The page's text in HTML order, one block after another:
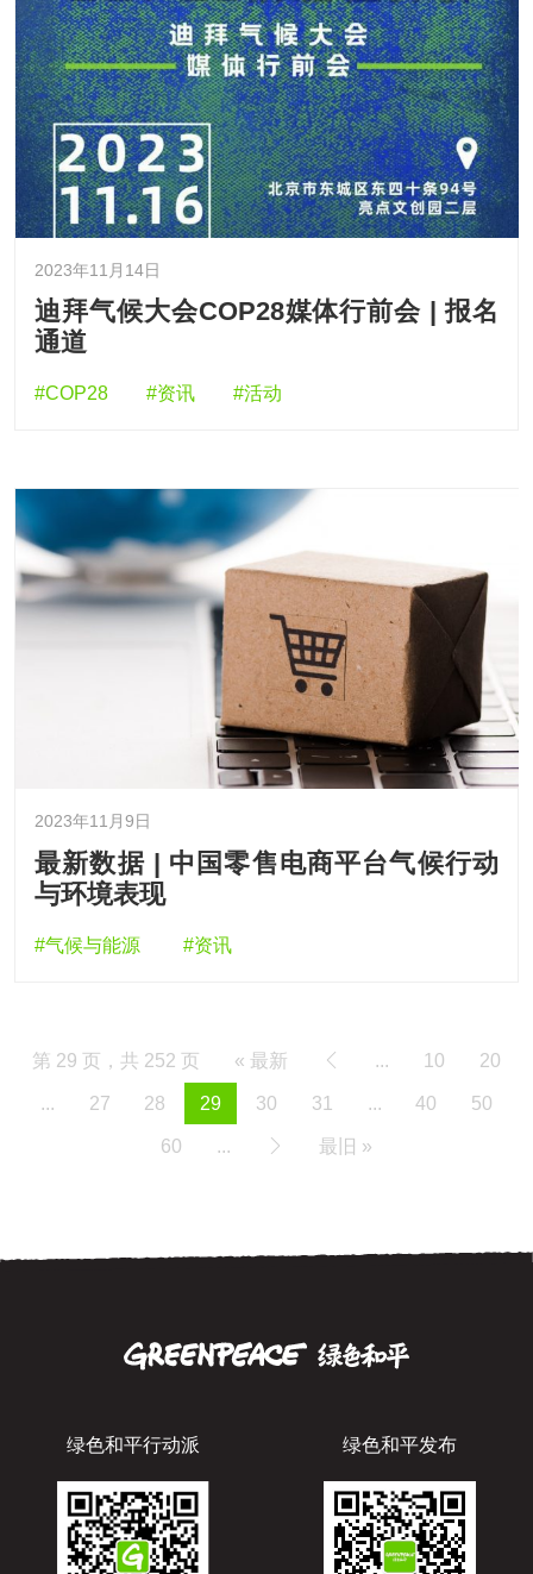
2023年11月14日
迪拜气候大会COP28媒体行前会 | 报名
通道
#COP28 #资讯 #活动
2023年11月9日
最新数据 | 中国零售电商平台气候行动
与环境表现
#气候与能源 #资讯
第 29 页，共 252 页 « 最新 ... 10 20
... 27 28 29 30 31 ... 40 50
60 ... 最旧 »
绿色和平行动派 绿色和平发布